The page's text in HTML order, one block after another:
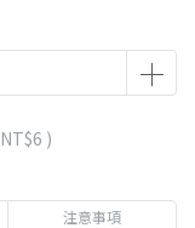
NT$6 )
注意事項